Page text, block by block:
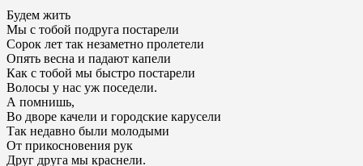
Будем жить
Мы с тобой подруга постарели
Сорок лет так незаметно пролетели
Опять весна и падают капели
Как с тобой мы быстро постарели
Волосы у нас уж поседели.
А помнишь,
Во дворе качели и городские карусели
Так недавно были молодыми
От прикосновения рук
Друг друга мы краснели.